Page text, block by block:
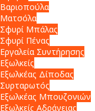
Βαριοπούλα
Ματσόλα
Σφυρί Μπάλας
Σφυρί Πένας
Εργαλεία Συντήρησης
Εξωλκείς
Εξωλκέας Δίποδας
Συρταρωτός
Εξωλκέας Μπουζονιών
Εξωλκείς Αδράνειας